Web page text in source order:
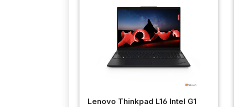
Lenovo Thinkpad L16 Intel G1